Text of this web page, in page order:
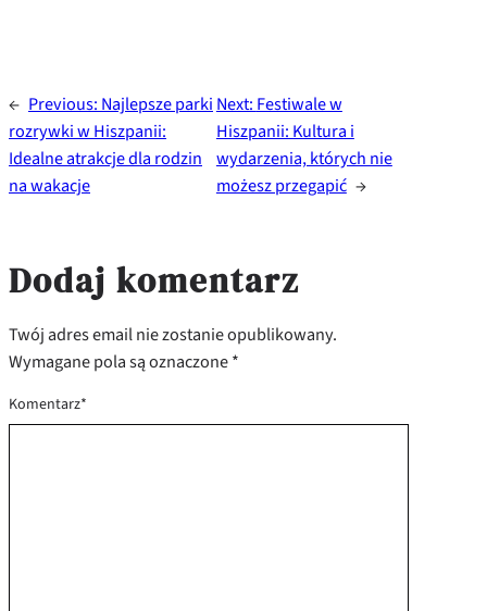
← Previous: Najlepsze parki
rozrywki w Hiszpanii:
Idealne atrakcje dla rodzin
na wakacje
Next: Festiwale w
Hiszpanii: Kultura i
wydarzenia, których nie
możesz przegapić →
Dodaj komentarz
Twój adres email nie zostanie opublikowany.
Wymagane pola są oznaczone*
Komentarz*